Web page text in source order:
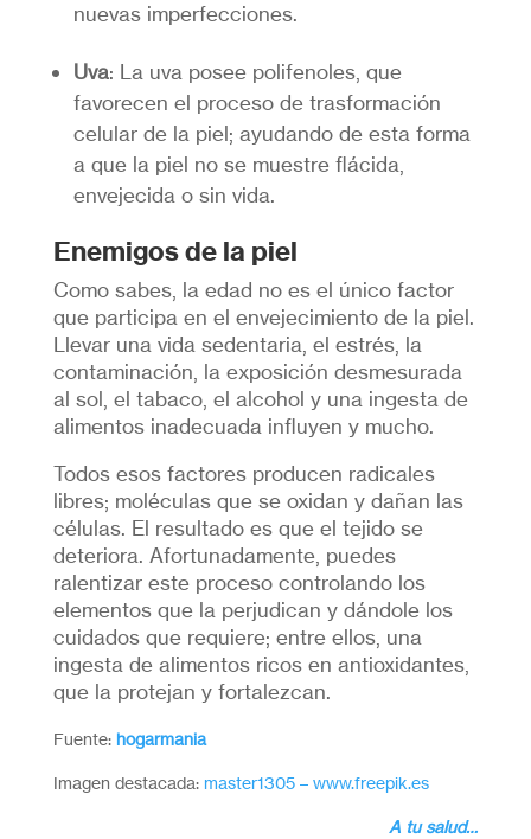
nuevas imperfecciones.
Uva: La uva posee polifenoles, que
favorecen el proceso de trasformación
celular de la piel; ayudando de esta forma
a que la piel no se muestre flácida,
envejecida o sin vida.
Enemigos de la piel
Como sabes, la edad no es el único factor
que participa en el envejecimiento de la piel.
Llevar una vida sedentaria, el estrés, la
contaminación, la exposición desmesurada
al sol, el tabaco, el alcohol y una ingesta de
alimentos inadecuada influyen y mucho.
Todos esos factores producen radicales
libres; moléculas que se oxidan y dañan las
células. El resultado es que el tejido se
deteriora. Afortunadamente, puedes
ralentizar este proceso controlando los
elementos que la perjudican y dándole los
cuidados que requiere; entre ellos, una
ingesta de alimentos ricos en antioxidantes,
que la protejan y fortalezcan.
Fuente: hogarmania
Imagen destacada: master1305 – www.freepik.es
A tu salud…